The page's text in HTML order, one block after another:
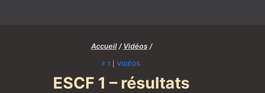
Accueil / Vidéos /
F 1 VIDÉOS
ESCF 1 – résultats